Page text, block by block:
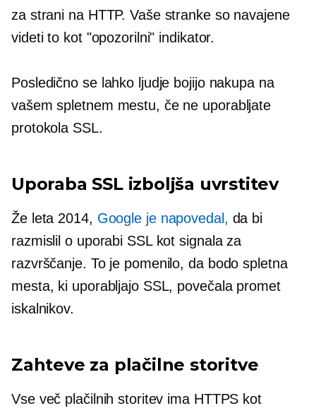
za strani na HTTP. Vaše stranke so navajene
videti to kot "opozorilni" indikator.
Posledično se lahko ljudje bojijo nakupa na
vašem spletnem mestu, če ne uporabljate
protokola SSL.
Uporaba SSL izboljša uvrstitev
Že leta 2014, Google je napovedal, da bi
razmislil o uporabi SSL kot signala za
razvrščanje. To je pomenilo, da bodo spletna
mesta, ki uporabljajo SSL, povečala promet
iskalnikov.
Zahteve za plačilne storitve
Vse več plačilnih storitev ima HTTPS kot